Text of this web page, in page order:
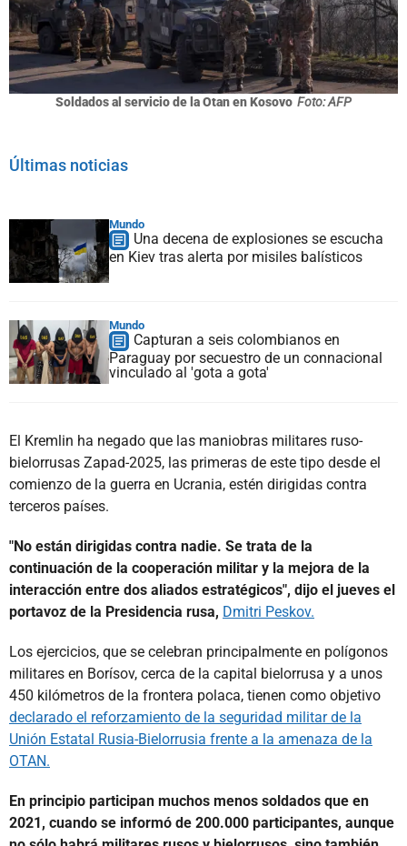
Soldados al servicio de la Otan en Kosovo Foto: AFP
Últimas noticias
Mundo
Una decena de explosiones se escucha
en Kiev tras alerta por misiles balísticos
Mundo
Capturan a seis colombianos en
Paraguay por secuestro de un connacional
vinculado al 'gota a gota'
El Kremlin ha negado que las maniobras militares ruso-
bielorrusas Zapad-2025, las primeras de este tipo desde el
comienzo de la guerra en Ucrania, estén dirigidas contra
terceros países.
"No están dirigidas contra nadie. Se trata de la
continuación de la cooperación militar y la mejora de la
interacción entre dos aliados estratégicos", dijo el jueves el
portavoz de la Presidencia rusa, Dmitri Peskov.
Los ejercicios, que se celebran principalmente en polígonos
militares en Borísov, cerca de la capital bielorrusa y a unos
450 kilómetros de la frontera polaca, tienen como objetivo
declarado el reforzamiento de la seguridad militar de la
Unión Estatal Rusia-Bielorrusia frente a la amenaza de la
OTAN.
En principio participan muchos menos soldados que en
2021, cuando se informó de 200.000 participantes, aunque